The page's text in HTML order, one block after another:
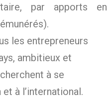
par apports en
les entrepreneurs
ambitieux et
à se
à l’international.